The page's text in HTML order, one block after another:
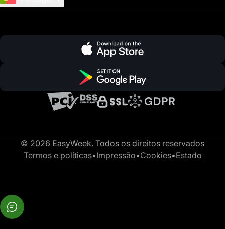
© 2026 EasyWeek. Todos os direitos reservados
Termos e políticas•Impressão•Cookies•Estado